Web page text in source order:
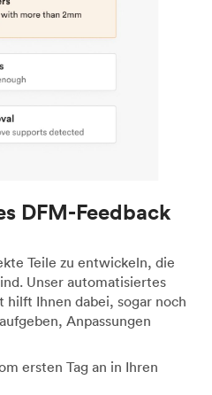
DFM-Feedback
Teile zu entwickeln, die
Unser automatisiertes
hilft Ihnen dabei, sogar noch
Anpassungen
ersten Tag an in Ihren